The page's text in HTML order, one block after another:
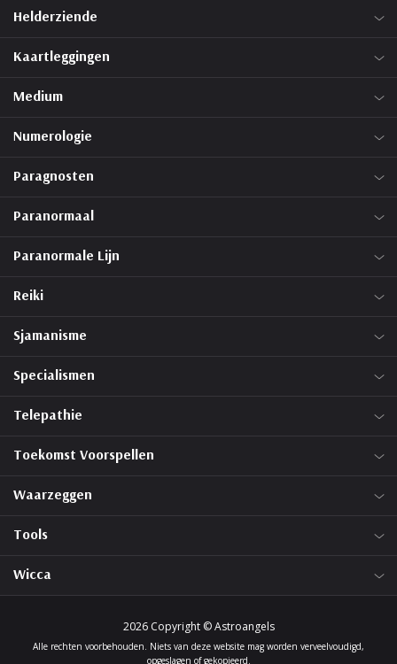
Helderziende
Kaartleggingen
Medium
Numerologie
Paragnosten
Paranormaal
Paranormale Lijn
Reiki
Sjamanisme
Specialismen
Telepathie
Toekomst Voorspellen
Waarzeggen
Tools
Wicca
2026 Copyright © Astroangels
Alle rechten voorbehouden. Niets van deze website mag worden verveelvoudigd,
opgeslagen of gekopieerd.